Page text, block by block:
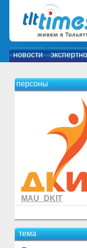
новости
персоны
MAU_DKIT
тема